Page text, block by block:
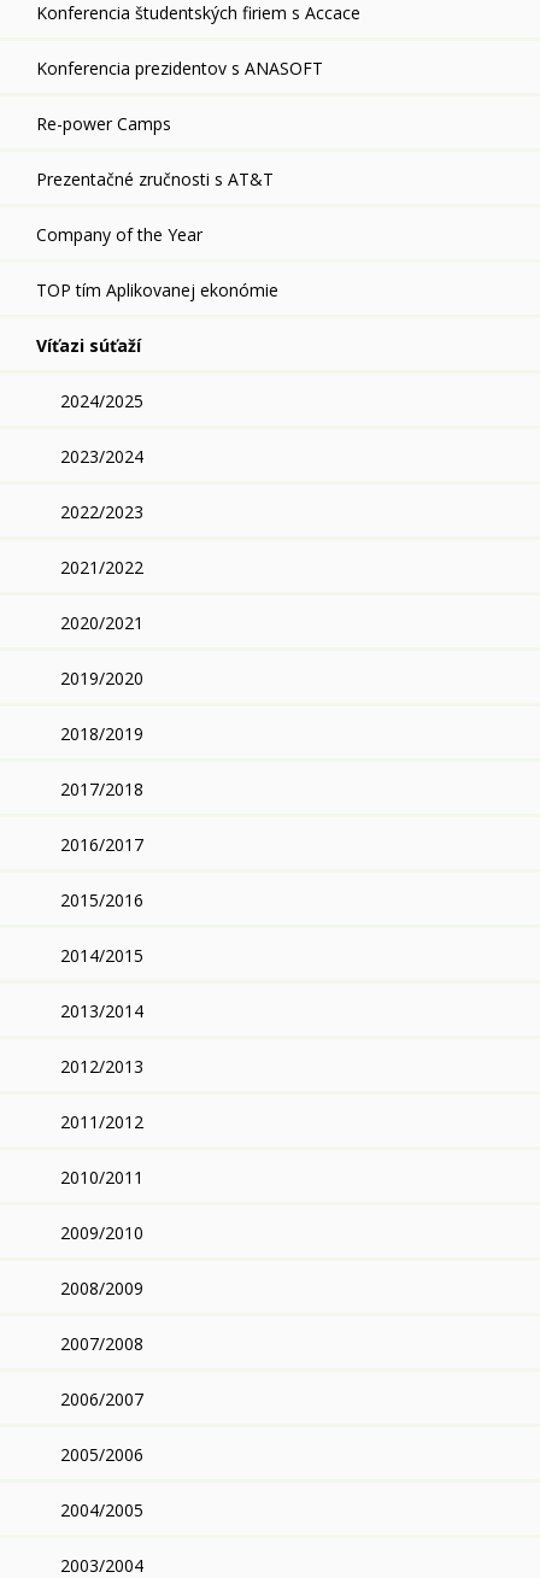
Konferencia študentských firiem s Accace
Konferencia prezidentov s ANASOFT
Re-power Camps
Prezentačné zručnosti s AT&T
Company of the Year
TOP tím Aplikovanej ekonómie
Víťazi súťaží
2024/2025
2023/2024
2022/2023
2021/2022
2020/2021
2019/2020
2018/2019
2017/2018
2016/2017
2015/2016
2014/2015
2013/2014
2012/2013
2011/2012
2010/2011
2009/2010
2008/2009
2007/2008
2006/2007
2005/2006
2004/2005
2003/2004